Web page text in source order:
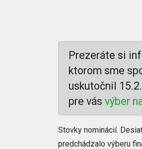
Prezeráte si
ktorom sme
uskutočnil
pre vás výber
Stovky nominácií.
predchádzalo výberu